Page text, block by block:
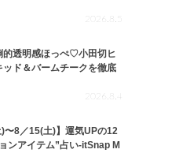
2026.8.5
的透明感ほっぺ♡小田切ヒ
ッド＆バームチークを徹底
2026.8.4
)〜8／15(土)】運気UPの12
ンアイテム”占い-itSnap M